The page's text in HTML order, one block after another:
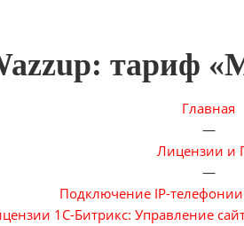
тариф
Главная
—
Лицензии и
—
Подключение IP-
1С-Битрикс: Управление